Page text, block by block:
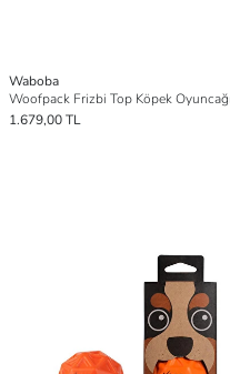
Waboba
1.679,00 TL